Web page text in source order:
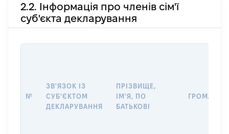
2.2. Інформація про членів сім'ї
суб'єкта декларування
№
ЗВ'ЯЗОК ІЗ
СУБ'ЄКТОМ
ДЕКЛАРУВАННЯ
ПРІЗВИЩЕ,
ІМ'Я, ПО
БАТЬКОВІ